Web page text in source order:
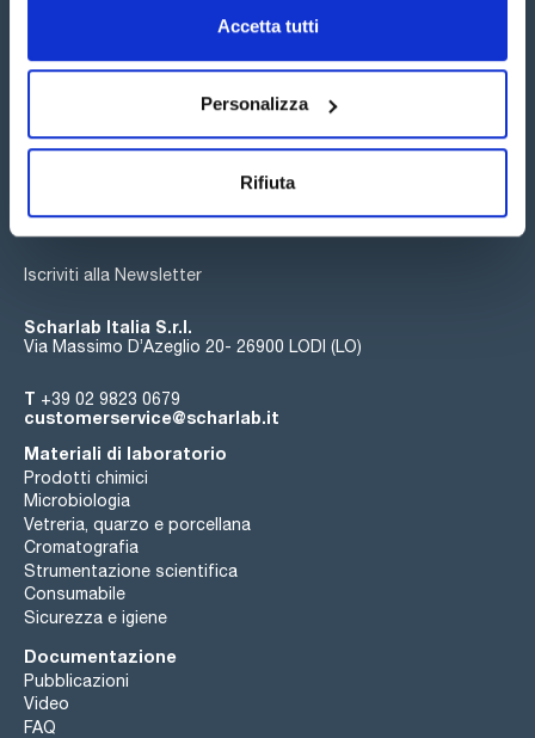
Accetta tutti
Personalizza
Rifiuta
Seguici:
Iscriviti alla Newsletter
Scharlab Italia S.r.l.
Via Massimo D’Azeglio 20- 26900 LODI (LO)
T +39 02 9823 0679
customerservice@scharlab.it
Materiali di laboratorio
Prodotti chimici
Microbiologia
Vetreria, quarzo e porcellana
Cromatografia
Strumentazione scientifica
Consumabile
Sicurezza e igiene
Documentazione
Pubblicazioni
Video
FAQ